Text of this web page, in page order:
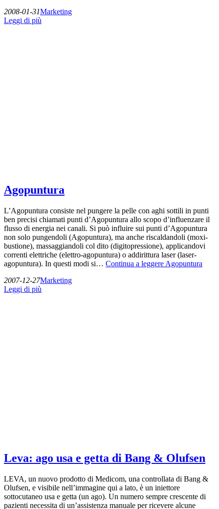
2008-01-31Marketing
Leggi di più
Agopuntura
L’Agopuntura consiste nel pungere la pelle con aghi sottili in punti
ben precisi chiamati punti d’Agopuntura allo scopo d’influenzare il
flusso di energia nei canali. Si può influire sui punti d’Agopuntura
non solo pungendoli (Agopuntura), ma anche riscaldandoli (moxi-
bustione), massaggiandoli col dito (digitopressione), applicandovi
correnti elettriche (elettro-agopuntura) o addirittura laser (laser-
agopuntura). In questi modi si… Continua a leggere Agopuntura
2007-12-27Marketing
Leggi di più
Leva: ago usa e getta di Bang & Olufsen
LEVA, un nuovo prodotto di Medicom, una controllata di Bang &
Olufsen, e visibile nell’immagine qui a lato, è un iniettore
sottocutaneo usa e getta (un ago). Un numero sempre crescente di
pazienti necessita di un’assistenza manuale per ricevere alcune